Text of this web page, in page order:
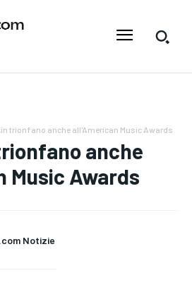
trionfano anche all'American Music Awards
anche
Music Awards
Notizie